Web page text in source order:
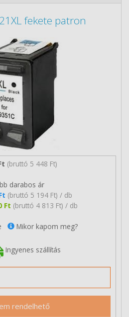
fekete patron
(bruttó 5 448 Ft)
darabos ár
(bruttó 5 194 Ft) / db
Ft (bruttó 4 813 Ft) / db
Mikor kapom meg?
Ingyenes szállítás
rendelhető